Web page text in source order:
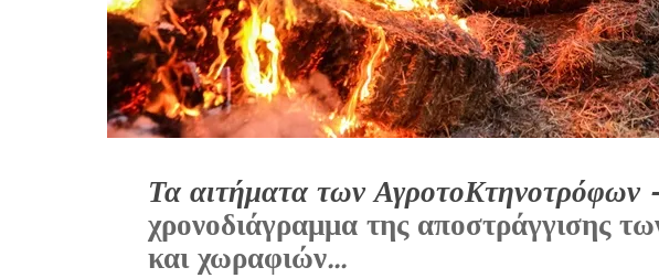
Τα αιτήματα των
χρονοδιάγραμμα της αποστράγγισης
και χωραφιών...